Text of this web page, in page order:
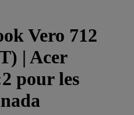
Vero 712
| Acer
pour les